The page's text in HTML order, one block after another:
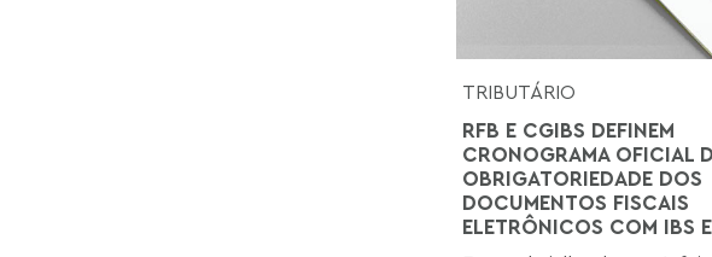
TRIBUTÁRIO
RFB E CGIBS DEFINEM
CRONOGRAMA OFICIAL
OBRIGATORIEDADE DOS
DOCUMENTOS FISCAIS
ELETRÔNICOS COM IBS